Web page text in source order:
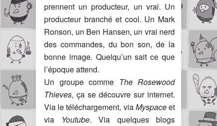
prennent un producteur, un vrai. Un
producteur branché et cool. Un Mark
Ronson, un Ben Hansen, un vrai nerd
des commandes, du bon son, de la
bonne image. Quelqu’un sait ce que
l’époque attend.
Un groupe comme The Rosewood
Thieves, ça se découvre sur internet.
Via le téléchargement, viaMyspaceet
via
Youtube. Via quelques blogs